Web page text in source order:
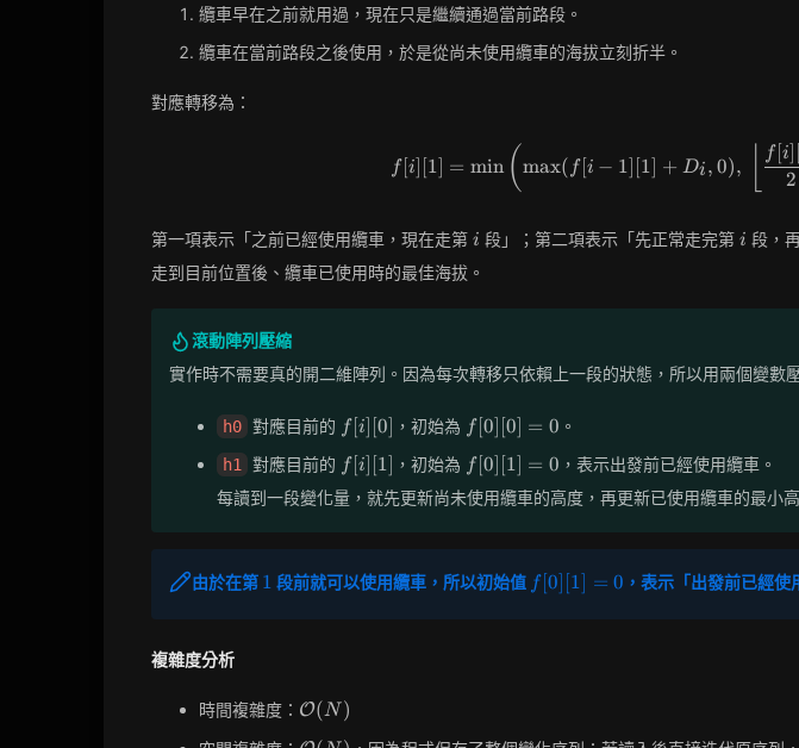
纜車早在之前就用過，現在只是繼續通過當前路段。
纜車在當前路段之後使用，於是從尚未使用纜車的海拔立刻折半。
對應轉移為：
f[i][1] =
f[i] [1] = min ( max( f[i − 1] [1] + Di, 0),
2
f[ i
第一項表示「之前已經使用纜車，現在走第 i
i 段」；第二項表示「先正常走完第 i
i 段，
走到目前位置後、纜車已使用時的最佳海拔。
滾動陣列壓縮
實作時不需要真的開二維陣列。因為每次轉移只依賴上一段的狀態，所以用兩個變數
h0 對應目前的 f[i]
[0]
f[i] [0] ，初始為 f[0]
[0]
=
0
f[0] [0] = 0 。
h1 對應目前的 f[i]
[1]
f[i] [1] ，初始為 f[0]
[1]
=
f[0] [1] = 0 ，表示出發前已經使用纜車。
每讀到一段變化量，就先更新尚未使用纜車的高度，再更新已使用纜車的最小高
由於在第 1
1 段前就可以使用纜車，所以初始值 f[0]
f[ 0 1 = 0 ，表示「出發前已經使
複雜度分析
時間複雜度： \mathcal{O}
O(N )